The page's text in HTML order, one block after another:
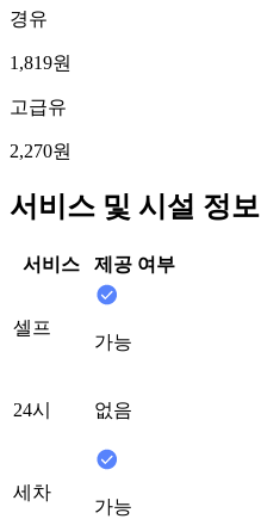
경유
1,819원
고급유
2,270원
서비스 및 시설 정보
서비스 제공 여부
셀프
가능
24시 없음
세차
가능